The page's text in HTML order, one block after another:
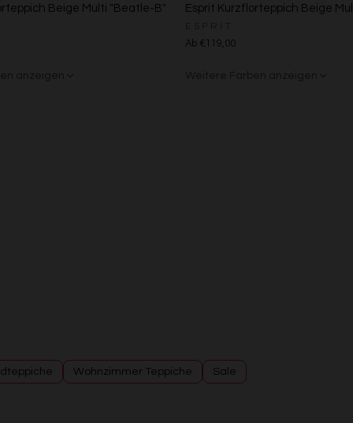
Beige Multi "Beatle-B" Esprit Kurzflorteppich Beige
Ab €119,00
Wohnzimmer Teppiche Sale
Messung der Werbeleistung